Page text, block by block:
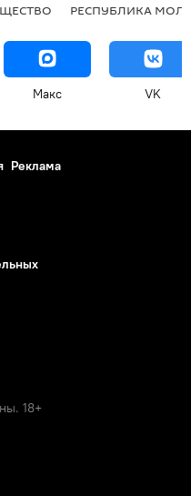
РЕСПУБЛИКА
Макс VK
Реклама
18+